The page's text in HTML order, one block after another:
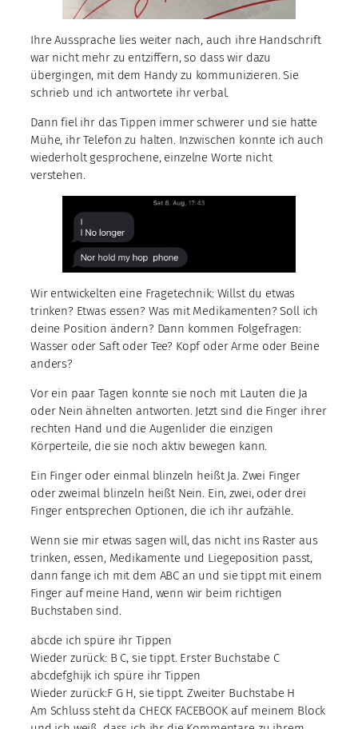
Ihre Aussprache lies weiter nach, auch ihre Handschrift
war nicht mehr zu entziffern, so dass wir dazu
übergingen, mit dem Handy zu kommunizieren. Sie
schrieb und ich antwortete ihr verbal.
Dann fiel ihr das Tippen immer schwerer und sie hatte
Mühe, ihr Telefon zu halten. Inzwischen konnte ich auch
wiederholt gesprochene, einzelne Worte nicht
verstehen.
Wir entwickelten eine Fragetechnik: Willst du etwas
trinken? Etwas essen? Was mit Medikamenten? Soll ich
deine Position ändern? Dann kommen Folgefragen:
Wasser oder Saft oder Tee? Kopf oder Arme oder Beine
anders?
Vor ein paar Tagen konnte sie noch mit Lauten die Ja
oder Nein ähnelten antworten. Jetzt sind die Finger ihrer
rechten Hand und die Augenlider die einzigen
Körperteile, die sie noch aktiv bewegen kann.
Ein Finger oder einmal blinzeln heißt Ja. Zwei Finger
oder zweimal blinzeln heißt Nein. Ein, zwei, oder drei
Finger entsprechen Optionen, die ich ihr aufzähle.
Wenn sie mir etwas sagen will, das nicht ins Raster aus
trinken, essen, Medikamente und Liegeposition passt,
dann fange ich mit dem ABC an und sie tippt mit einem
Finger auf meine Hand, wenn wir beim richtigen
Buchstaben sind.
abcde ich spüre ihr Tippen
Wieder zurück: B C, sie tippt. Erster Buchstabe C
abcdefghijk ich spüre ihr Tippen
Wieder zurück:F G H, sie tippt. Zweiter Buchstabe H
Am Schluss steht da CHECK FACEBOOK auf meinem Block